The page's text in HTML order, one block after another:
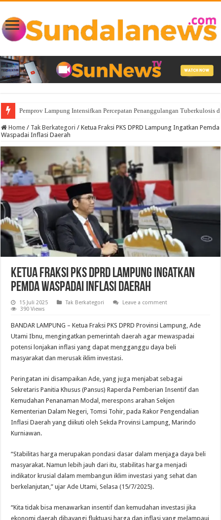
Pemprov Lampung Intensifkan Percepatan Penanggulangan Tuberkulosis
Home / Tak Berkategori / Ketua Fraksi PKS DPRD Lampung Ingatkan Pemda
Waspadai Inflasi Daerah
Ketua Fraksi PKS DPRD Lampung Ingatkan
Pemda Waspadai Inflasi Daerah
15 Juli 2025 Tak Berkategori
Leave a comment
390 Views
BANDAR LAMPUNG – Ketua Fraksi PKS DPRD Provinsi Lampung, Ade
Utami Ibnu, mengingatkan pemerintah daerah agar mewaspadai
potensi lonjakan inflasi yang dapat mengganggu daya beli
masyarakat dan merusak iklim investasi.
Peringatan ini disampaikan Ade, yang juga menjabat sebagai
Sekretaris Panitia Khusus (Pansus) Raperda Pemberian Insentif dan
Kemudahan Penanaman Modal, merespons arahan Sekjen
Kementerian Dalam Negeri, Tomsi Tohir, pada Rakor Pengendalian
Inflasi Daerah yang diikuti oleh Sekda Provinsi Lampung, Marindo
Kurniawan.
“Stabilitas harga merupakan pondasi dasar dalam menjaga daya beli
masyarakat. Namun lebih jauh dari itu, stabilitas harga menjadi
indikator krusial dalam membangun iklim investasi yang sehat dan
berkelanjutan,” ujar Ade Utami, Selasa (15/7/2025).
“Kita tidak bisa menawarkan insentif dan kemudahan investasi jika
ekonomi daerah dibayangi fluktuasi harga dan inflasi yang melampaui